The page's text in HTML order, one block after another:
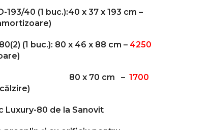
40 (1 buc.):40 x 37 x 193 cm –
(1 buc.): 80 x 46 x 88 cm – 4250
buc.): 80 x 70 cm – 1700
Luxury-80 de la Sanovit